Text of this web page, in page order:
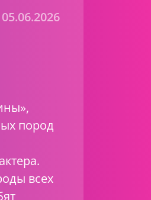
05.06.2026
пород
всех